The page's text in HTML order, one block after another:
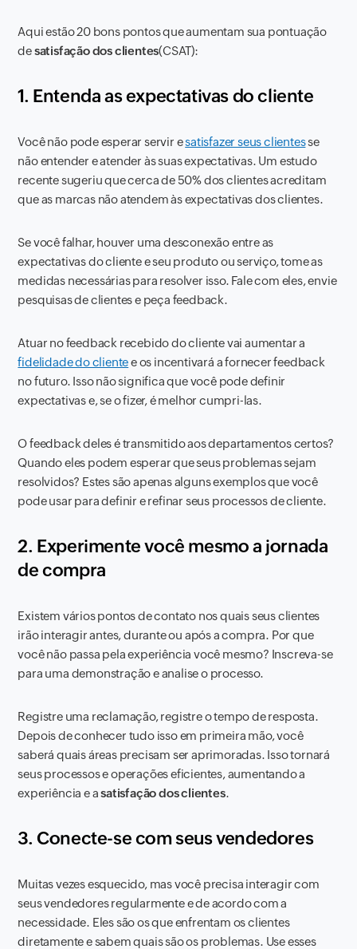
Aqui estão 20 bons pontos que aumentam sua pontuação
desatisfação dos clientes(CSAT):
1. Entenda as expectativas do cliente
Você não pode esperar servir esatisfazer seus clientesse
não entender e atender às suas expectativas. Um estudo
recente sugeriu que cerca de 50% dos clientes acreditam
que as marcas não atendem às expectativas dos clientes.
Se você falhar, houver uma desconexão entre as
expectativas do cliente e seu produto ou serviço, tome as
medidas necessárias para resolver isso. Fale com eles, envie
pesquisas de clientes e peça feedback.
Atuar no feedback recebido do cliente vai aumentar a
fidelidade do clientee os incentivará a fornecer feedback
no futuro. Isso não significa que você pode definir
expectativas e, se o fizer, é melhor cumpri-las.
O feedback deles é transmitido aos departamentos certos?
Quando eles podem esperar que seus problemas sejam
resolvidos? Estes são apenas alguns exemplos que você
pode usar para definir e refinar seus processos de cliente.
2. Experimente você mesmo a jornada
de compra
Existem vários pontos de contato nos quais seus clientes
irão interagir antes, durante ou após a compra. Por que
você não passa pela experiência você mesmo? Inscreva-se
para uma demonstração e analise o processo.
Registre uma reclamação, registre o tempo de resposta.
Depois de conhecer tudo isso em primeira mão, você
saberá quais áreas precisam ser aprimoradas. Isso tornará
seus processos e operações eficientes, aumentando a
experiência e asatisfação dos clientes.
3. Conecte-se com seus vendedores
Muitas vezes esquecido, mas você precisa interagir com
seus vendedores regularmente e de acordo com a
necessidade. Eles são os que enfrentam os clientes
diretamente e sabem quais são os problemas. Use esses